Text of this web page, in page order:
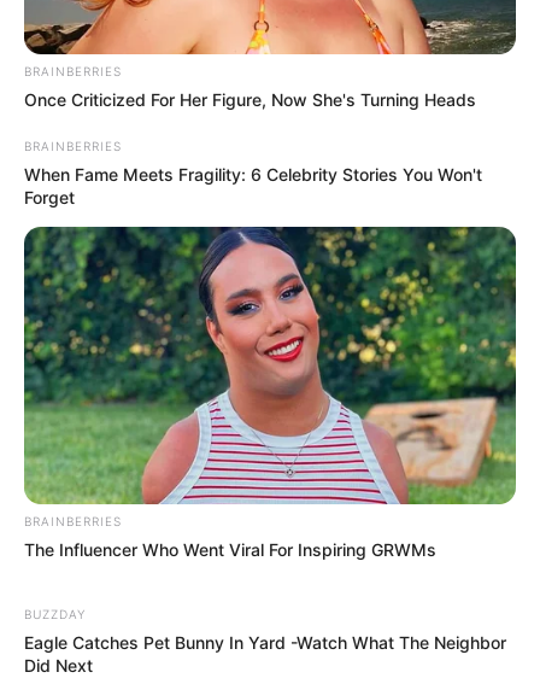
НАМ ПИШУТЬ
Верховний Суд оприлюднив рішення
у справі Ужгородського пологового
будинку
17.02.2021
Верховний Суд України поставив крапку у
законності призначення керівника Ужгородського
міського пологового будинку. Про це Groza–news
повідомив Василь Дьордь — юрист, член асоціації
правників України та спеціаліст у галузі
корпоративного…
BRAINBERRIES
Once Criticized For Her Figure, Now She's Turning Heads
BRAINBERRIES
When Fame Meets Fragility: 6 Celebrity Stories You Won't
Forget
BRAINBERRIES
The Influencer Who Went Viral For Inspiring GRWMs
BUZZDAY
Eagle Catches Pet Bunny In Yard -Watch What The Neighbor
Did Next